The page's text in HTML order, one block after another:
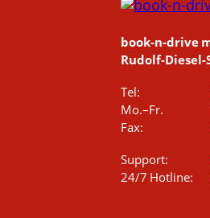
book-n-drive
Rudolf-Diesel-
Tel:
Mo.–Fr.
Fax:
Support:
24/7 Hotline: